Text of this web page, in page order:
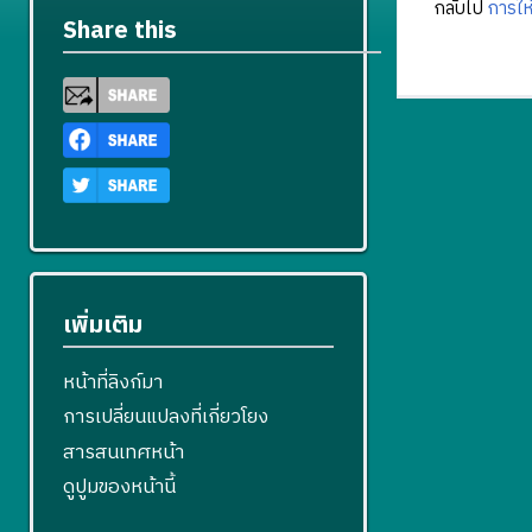
กลับไป การใ
Share this
เพิ่มเติม
หน้าที่ลิงก์มา
การเปลี่ยนแปลงที่เกี่ยวโยง
สารสนเทศหน้า
ดูปูมของหน้านี้